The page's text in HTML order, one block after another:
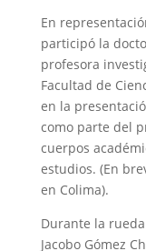
En
participó la
profesora
Facultad de
en la
como parte del
cuerpos
estudios. (En
en Colima).
Durante la
Jacobo Gómez